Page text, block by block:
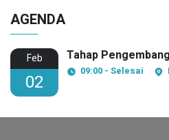
AGENDA
Feb
02
Tahap
09:00 - Selesai